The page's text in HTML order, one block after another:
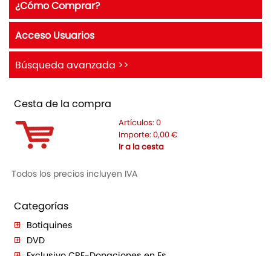
¿Cómo Comprar?
Acceso Usuarios
Búsqueda avanzada >>
Cesta de la compra
Artículos: 0
Importe: 0,00 €
Ir a la cesta
Todos los precios incluyen IVA
Categorías
Botiquines
DVD